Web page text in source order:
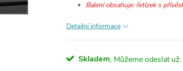
Balení obsahuje: řetízek s
Detailní informace
Skladem